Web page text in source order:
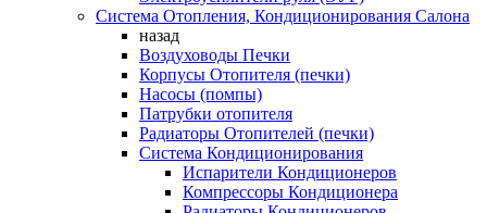
Система Отопления, Кондиционирования Салона
назад
Воздуховоды Печки
Корпусы Отопителя (печки)
Насосы (помпы)
Патрубки отопителя
Радиаторы Отопителей (печки)
Система Кондиционирования
Испарители Кондиционеров
Компрессоры Кондиционера